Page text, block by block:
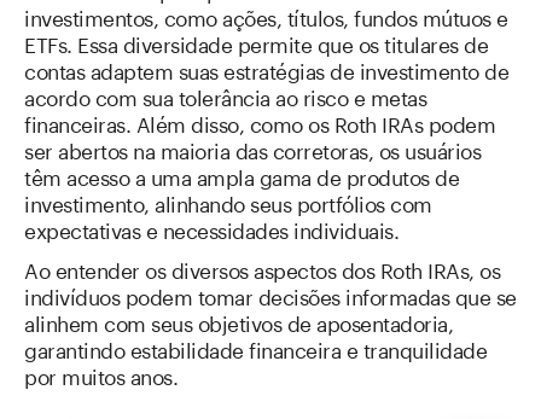
investimentos, como ações, títulos, fundos mútuos e
ETFs. Essa diversidade permite que os titulares de
contas adaptem suas estratégias de investimento de
acordo com sua tolerância ao risco e metas
financeiras. Além disso, como os Roth IRAs podem
ser abertos na maioria das corretoras, os usuários
têm acesso a uma ampla gama de produtos de
investimento, alinhando seus portfólios com
expectativas e necessidades individuais.
Ao entender os diversos aspectos dos Roth IRAs, os
indivíduos podem tomar decisões informadas que se
alinhem com seus objetivos de aposentadoria,
garantindo estabilidade financeira e tranquilidade
por muitos anos.